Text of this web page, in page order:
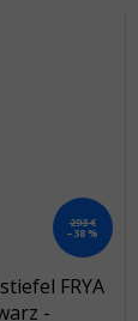
293 €
–38 %
FRYA
-